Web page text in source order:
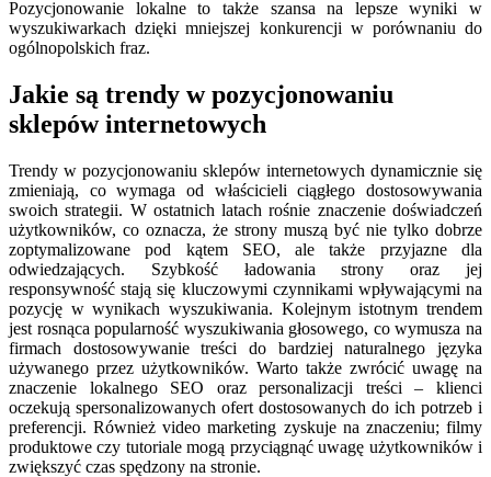
Pozycjonowanie lokalne to także szansa na lepsze wyniki w
wyszukiwarkach dzięki mniejszej konkurencji w porównaniu do
ogólnopolskich fraz.
Jakie są trendy w pozycjonowaniu
sklepów internetowych
Trendy w pozycjonowaniu sklepów internetowych dynamicznie się
zmieniają, co wymaga od właścicieli ciągłego dostosowywania
swoich strategii. W ostatnich latach rośnie znaczenie doświadczeń
użytkowników, co oznacza, że strony muszą być nie tylko dobrze
zoptymalizowane pod kątem SEO, ale także przyjazne dla
odwiedzających. Szybkość ładowania strony oraz jej
responsywność stają się kluczowymi czynnikami wpływającymi na
pozycję w wynikach wyszukiwania. Kolejnym istotnym trendem
jest rosnąca popularność wyszukiwania głosowego, co wymusza na
firmach dostosowywanie treści do bardziej naturalnego języka
używanego przez użytkowników. Warto także zwrócić uwagę na
znaczenie lokalnego SEO oraz personalizacji treści – klienci
oczekują spersonalizowanych ofert dostosowanych do ich potrzeb i
preferencji. Również video marketing zyskuje na znaczeniu; filmy
produktowe czy tutoriale mogą przyciągnąć uwagę użytkowników i
zwiększyć czas spędzony na stronie.